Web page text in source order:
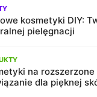
kosmetyki DIY:
pielęgnacji
na
dla pięknej